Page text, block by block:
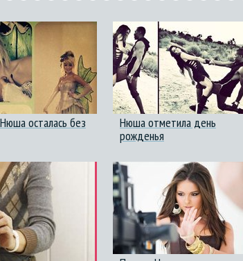
осталась без
Нюша отметила день
рожденья